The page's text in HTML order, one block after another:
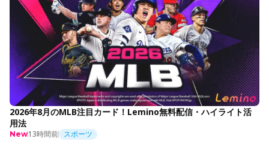
2026年8月のMLB注目カード！Lemino無料配信・ハイライト活
用法
New13時間前 スポーツ